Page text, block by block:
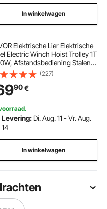
In winkelwagen
Elektrische Lier Elektrische
Electric Winch Hoist Trolley 1T
Afstandsbediening Stalen
Sterke Takel, Kabeltakel
Staaldraadtakel voor
Magazijnen Bouw
(227)
90€
Levering: Di. Aug. 11 - Vr. Aug.
14
In winkelwagen